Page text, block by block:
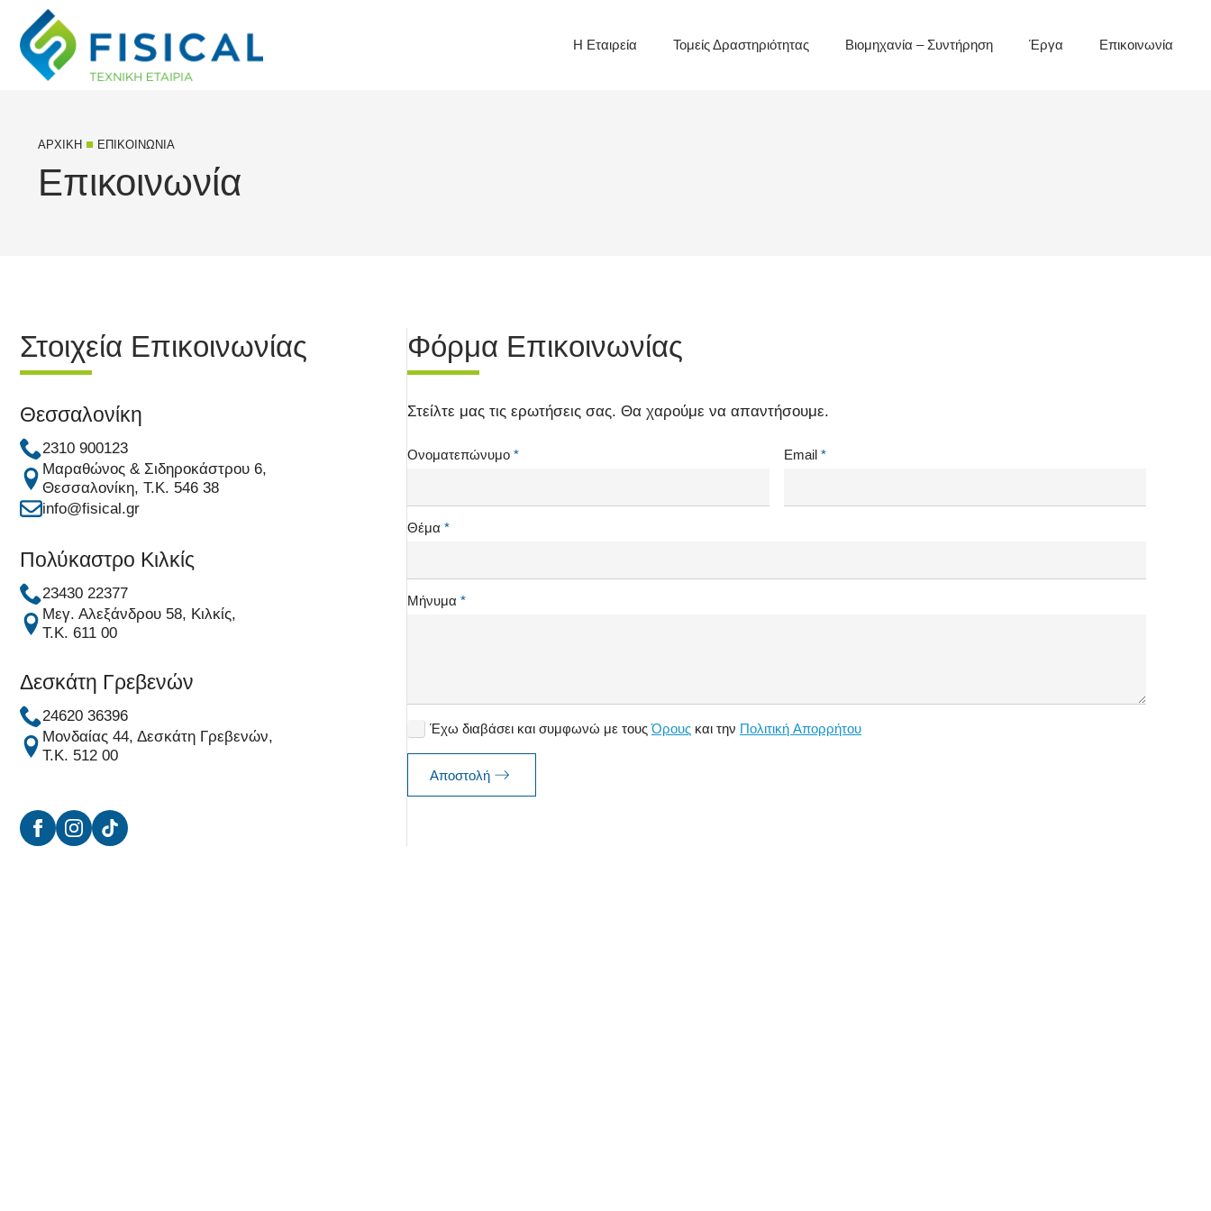
Η Εταιρεία Τομείς Δραστηριότητας Βιομηχανία – Συντήρηση Έργα Επικοινωνία
ΑΡΧΙΚΉ ■ ΕΠΙΚΟΙΝΩΝΊΑ
Επικοινωνία
Στοιχεία Επικοινωνίας
Θεσσαλονίκη
2310 900123
Μαραθώνος & Σιδηροκάστρου 6,
Θεσσαλονίκη, Τ.Κ. 546 38
info@fisical.gr
Πολύκαστρο Κιλκίς
23430 22377
Μεγ. Αλεξάνδρου 58, Κιλκίς,
Τ.Κ. 611 00
Δεσκάτη Γρεβενών
24620 36396
Μονδαίας 44, Δεσκάτη Γρεβενών,
Τ.Κ. 512 00
Φόρμα Επικοινωνίας
Στείλτε μας τις ερωτήσεις σας. Θα χαρούμε να απαντήσουμε.
Ονοματεπώνυμο * Email *
Θέμα *
Μήνυμα *
όρων
Έχω διαβάσει και συμφωνώ με τουςΌρους και την Πολιτική Απορρήτου
Αποστολή